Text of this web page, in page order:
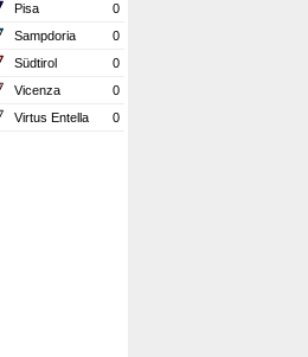
Pisa
0
Sampdoria
0
Südtirol
0
Vicenza
0
Virtus Entella
0